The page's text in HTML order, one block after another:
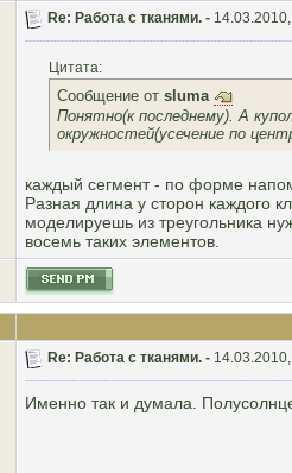
Re: Работа с тканями. -
Цитата:
Сообщение от sluma
Понятно(к последнему). А
окружностей(усечение по
каждый сегмент - по форме
Разная длина у сторон каждого
моделируешь из треугольника
восемь таких элементов.
Re: Работа с тканями. -
Именно так и думала.